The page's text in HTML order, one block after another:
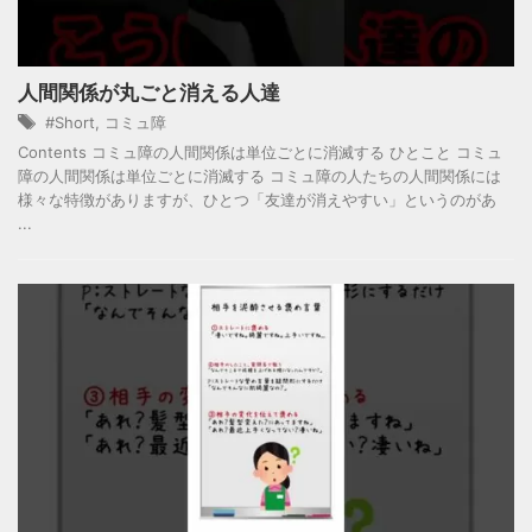
人間関係が丸ごと消える人達
#Short
コミュ障
Contents コミュ障の人間関係は単位ごとに消滅する ひとこと コミュ
障の人間関係は単位ごとに消滅する コミュ障の人たちの人間関係には
様々な特徴がありますが、ひとつ「友達が消えやすい」というのがあ
...